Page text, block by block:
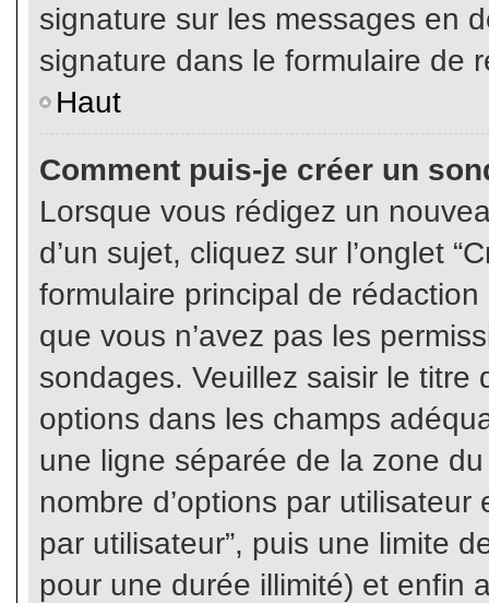
signature sur les messages en
signature dans le formulaire de
Haut
Comment puis-je créer un
Lorsque vous rédigez un
d’un sujet, cliquez sur l’onglet
formulaire principal de
que vous n’avez pas les
sondages. Veuillez saisir le
options dans les champs
une ligne séparée de la zone
nombre d’options par
par utilisateur”, puis une limite
pour une durée illimité) et enfin